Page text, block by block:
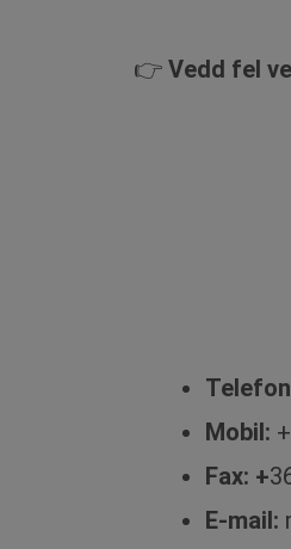
👉 Vedd fel
Mobil:
Fax: +
E-mail: